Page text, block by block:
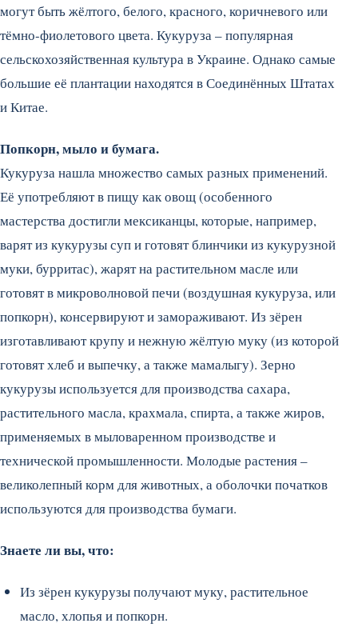
могут быть жёлтого, белого, красного, коричневого или
тёмно-фиолетового цвета. Кукуруза – популярная
сельскохозяйственная культура в Украине. Однако самые
большие её плантации находятся в Соединённых Штатах
и Китае.
Попкорн, мыло и бумага.
Кукуруза нашла множество самых разных применений.
Её употребляют в пищу как овощ (особенного
мастерства достигли мексиканцы, которые, например,
варят из кукурузы суп и готовят блинчики из кукурузной
муки, бурритас), жарят на растительном масле или
готовят в микроволновой печи (воздушная кукуруза, или
попкорн), консервируют и замораживают. Из зёрен
изготавливают крупу и нежную жёлтую муку (из которой
готовят хлеб и выпечку, а также мамалыгу). Зерно
кукурузы используется для производства сахара,
растительного масла, крахмала, спирта, а также жиров,
применяемых в мыловаренном производстве и
технической промышленности. Молодые растения –
великолепный корм для животных, а оболочки початков
используются для производства бумаги.
Знаете ли вы, что:
Из зёрен кукурузы получают муку, растительное
масло, хлопья и попкорн.